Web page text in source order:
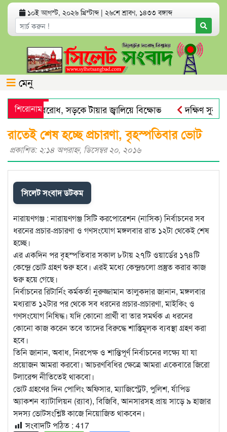
১০ই আগস্ট, ২০২৬ খ্রিস্টাব্দ | ২৬শে শ্রাবণ, ১৪৩৩ বঙ্গাব্দ
মেনু
শিরোনাম
সড়ক অবরোধ, সড়কে টায়ার জ্বালিয়ে বিক্ষোভ
দক্ষিণ সুরমা
চার আর্থিক প্রতিষ্ঠান অকার্যকর
রাতেই শেষ হচ্ছে প্রচারণা, বৃহস্পতিবার ভোট
প্রকাশিত: ২:১৪ অপরাহ্ণ, ডিসেম্বর ২০, ২০১৬
সিলেট সংবাদ ডটকম
নারায়ণগঞ্জ : নারায়ণগঞ্জ সিটি করপোরেশন (নাসিক) নির্বাচনের সব
ধরনের প্রচার-প্রচারণা ও গণসংযোগ মঙ্গলবার রাত ১২টা থেকেই শেষ
হচ্ছে।
এর একদিন পর বৃহস্পতিবার সকাল ৮টায় ২৭টি ওয়ার্ডের ১৭৪টি
কেন্দ্রে ভোট গ্রহণ শুরু হবে। এরই মধ্যে কেন্দ্রগুলো প্রস্তুত করার কাজ
শুরু হয়ে গেছে।
নির্বাচনের রিটার্নিং কর্মকর্তা নুরুজ্জামান তালুকদার জানান, মঙ্গলবার
মধ্যরাত ১২টার পর থেকে সব ধরনের প্রচার-প্রচারণা, মাইকিং ও
গণসংযোগ নিষিদ্ধ। যদি কোনো প্রার্থী বা তার সমর্থক এ ধরনের
কোনো কাজ করেন তবে তাদের বিরুদ্ধে শাস্তিমূলক ব্যবস্থা গ্রহণ করা
হবে।
তিনি জানান, অবাধ, নিরপেক্ষ ও শান্তিপূর্ণ নির্বাচনের লক্ষ্যে যা যা
প্রয়োজন আমরা করবো। আচরণবিধির ক্ষেত্রে আমরা একেবারে জিরো
টলারেন্স নীতিতেই থাকবো।
ভোট গ্রহণের দিন পোলিং অফিসার, ম্যাজিস্ট্রেট, পুলিশ, র্যাপিড
অ্যাকশন ব্যাটালিয়ন (র‌্যাব), বিজিবি, আনসারসহ প্রায় সাড়ে ৯ হাজার
সদস্য ভোটসংশ্লিষ্ট কাজে নিয়োজিত থাকবেন।
সংবাদটি পঠিত : 417